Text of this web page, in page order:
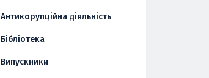
Антикорупційна діяльність
Бібліотека
Випускники